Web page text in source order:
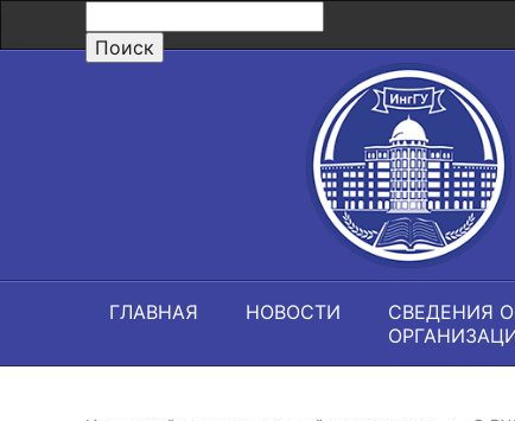
ГЛАВНАЯ НОВОСТИ
СВЕДЕНИЯ